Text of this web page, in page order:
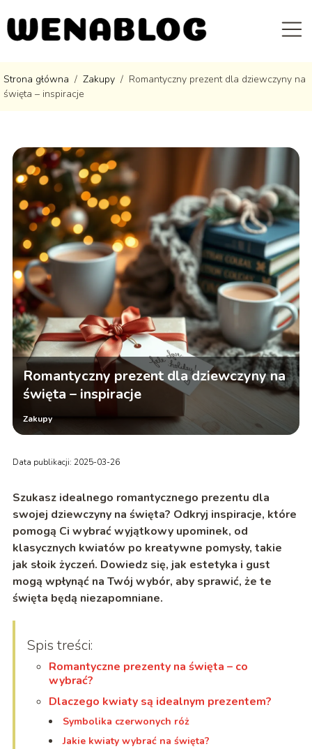
Strona główna / Zakupy / Romantyczny prezent dla dziewczyny na
święta – inspiracje
Romantyczny prezent dla dziewczyny na
święta – inspiracje
Zakupy
Data publikacji: 2025-03-26
Szukasz idealnego romantycznego prezentu dla
swojej dziewczyny na święta? Odkryj inspiracje, które
pomogą Ci wybrać wyjątkowy upominek, od
klasycznych kwiatów po kreatywne pomysły, takie
jak słoik życzeń. Dowiedz się, jak estetyka i gust
mogą wpłynąć na Twój wybór, aby sprawić, że te
święta będą niezapomniane.
Spis treści:
Romantyczne prezenty na święta – co
wybrać?
Dlaczego kwiaty są idealnym prezentem?
Symbolika czerwonych róż
Jakie kwiaty wybrać na święta?